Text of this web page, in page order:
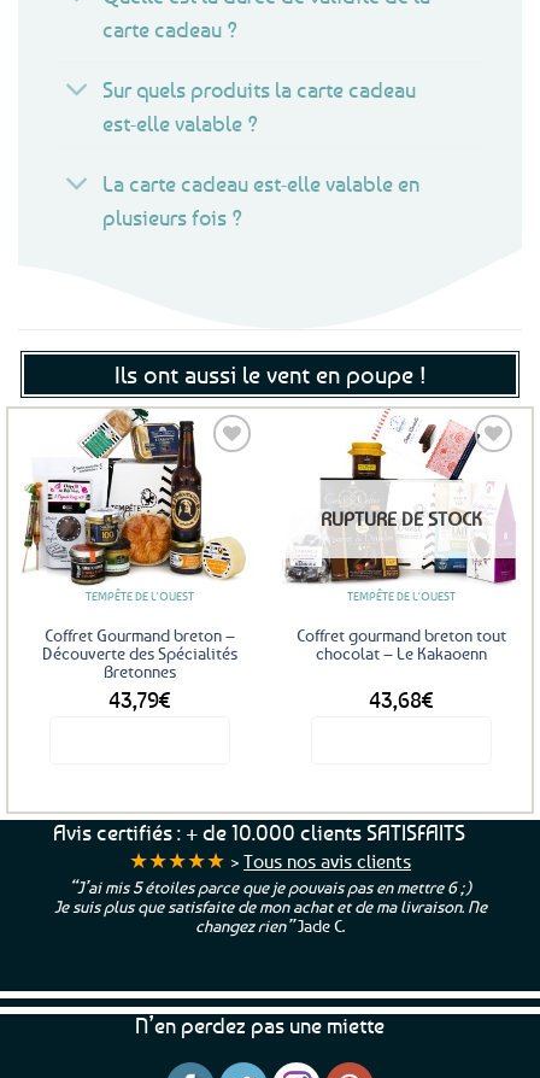
carte cadeau ?
Sur quels produits la carte cadeau
est-elle valable ?
La carte cadeau est-elle valable en
plusieurs fois ?
Ils ont aussi le vent en poupe !
favoris
TEMPÊTE DE L'OUEST
Coffret Gourmand breton –
Découverte des Spécialités
Bretonnes
43,79€
Ajouter
aux
favoris
RUPTURE DE STOCK
TEMPÊTE DE L'OUEST
Coffret gourmand breton tout
chocolat – Le Kakaoenn
43,68€
Avis certifiés : + de 10.000 clients SATISFAITS
★★★★★ > Tous nos avis clients
“J’ai mis 5 étoiles parce que je pouvais pas en mettre 6 ;)
Je suis plus que satisfaite de mon achat et de ma livraison. Ne
changez rien”Jade C.
N’en perdez pas une miette